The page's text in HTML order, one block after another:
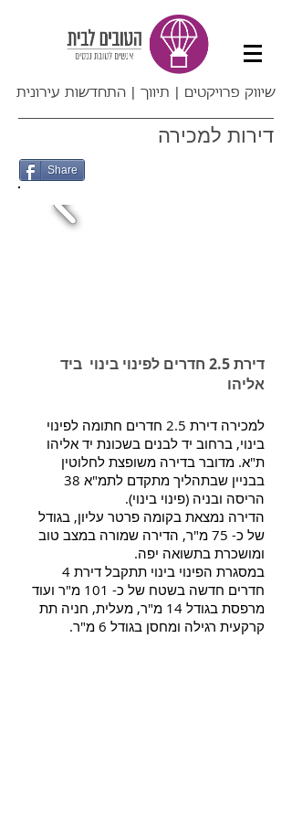
שיווק פרויקטים | תיווך | התחדשות עירונית
דירות למכירה
Share
אליהו
למכירה דירת 2.5 חדרים חתומה לפינוי
בינוי, ברחוב יד לבנים בשכונת יד אליהו
ת"א. מדובר בדירה משופצת לחלוטין
בבניין שבתהליך מתקדם לתמ"א 38
הריסה ובניה (פינוי בינוי).
הדירה נמצאת בקומה פרטר עליון, בגודל
של כ- 75 מ"ר, הדירה שמורה במצב טוב
ומושכרת בתשואה יפה.
במסגרת הפינוי בינוי תתקבל דירת 4
חדרים חדשה בשטח של כ- 101 מ"ר ועוד
מרפסת בגודל 14 מ"ר, מעלית, חניה תת
קרקעית רגילה ומחסן בגודל 6 מ"ר.